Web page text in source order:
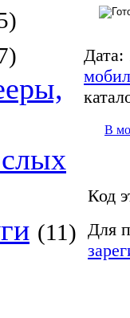
(11)
Дата:
В
Код
Для